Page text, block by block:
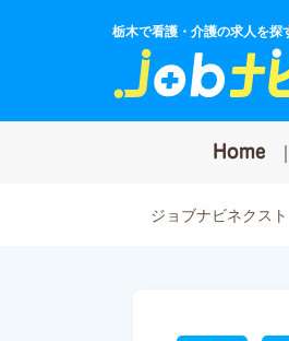
栃木で看護・介護の求人を探
Home
ジョブナビネクスト